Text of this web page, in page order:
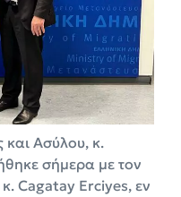
Ασύλου, κ.
σήμερα με τον
Cagatay Erciyes, εν